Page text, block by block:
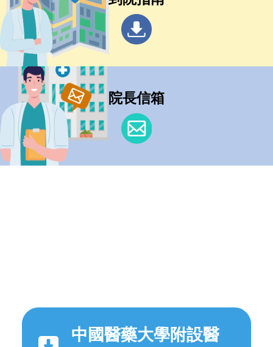
院長信箱
中國醫藥大學附設醫